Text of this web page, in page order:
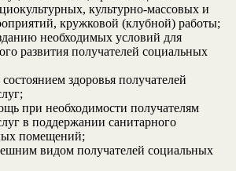
культурно-массовых и
кружковой (клубной) работы;
необходимых условий для
развития получателей социальных
здоровья получателей
при необходимости получателям
в поддержании санитарного
помещений;
видом получателей социальных